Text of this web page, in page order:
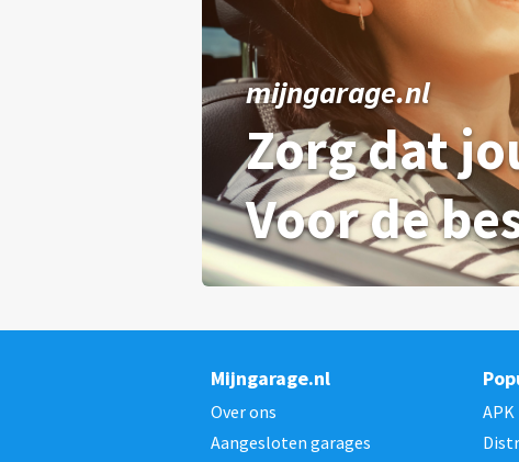
mijngarage.nl
Zorg dat
Voor de
Mijngarage.nl
Over ons
Aangesloten garages
APK